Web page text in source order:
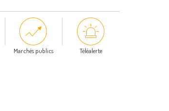
Marchés publics Téléalerte